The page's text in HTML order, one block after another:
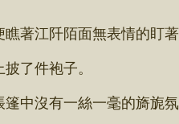
江阡陌面無表情的盯著
了件袍子。
沒有一絲一毫的旖旎氛